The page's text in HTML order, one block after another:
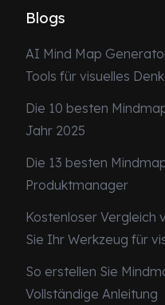
Blogs
AI Mind Map
Tools für visuelles
Die 10 besten
Jahr 2025
Die 13 besten
Produktmanager
Kostenloser Vergleich
Sie Ihr Werkzeug für
So erstellen Sie
Vollständige Anleitung